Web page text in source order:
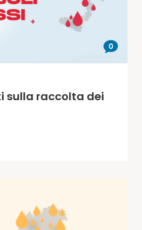
0
sulla raccolta dei